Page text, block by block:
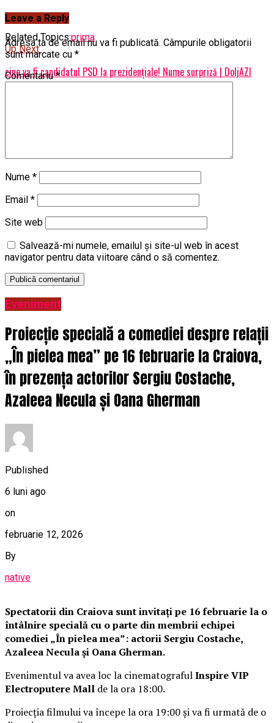
Related Topics:prima
Up Next
cine va fi candidatul PSD la prezidențiale! Nume surpriză | DoljAZI
Leave a Reply
Adresa ta de email nu va fi publicată. Câmpurile obligatorii
sunt marcate cu *
Comentariu*
Nume *
Email *
Site web
Salvează-mi numele, emailul și site-ul web în acest
navigator pentru data viitoare când o să comentez.
Eveniment
Proiecție specială a comediei despre relații
„În pielea mea” pe 16 februarie la Craiova,
în prezența actorilor Sergiu Costache,
Azaleea Necula și Oana Gherman
Published
6 luni ago
on
februarie 12, 2026
By
native
Spectatorii din Craiova sunt invitați pe 16 februarie la o
întâlnire specială cu o parte din membrii echipei
comediei „În pielea mea”: actorii Sergiu Costache,
Azaleea Necula și Oana Gherman.
Evenimentul va avea loc la cinematografulInspire VIP
Electroputere Mall de la ora 18:00.
Proiecția filmului va începe la ora 19:00 și va fi urmată de o